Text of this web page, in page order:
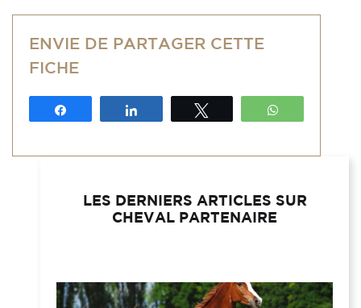
ENVIE DE PARTAGER CETTE
FICHE
LES DERNIERS ARTICLES SUR
CHEVAL PARTENAIRE